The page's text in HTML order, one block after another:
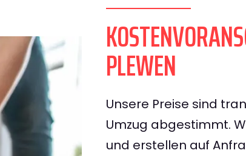
PLEWEN
Unsere Preise sind
Umzug abgestimmt.
und erstellen auf